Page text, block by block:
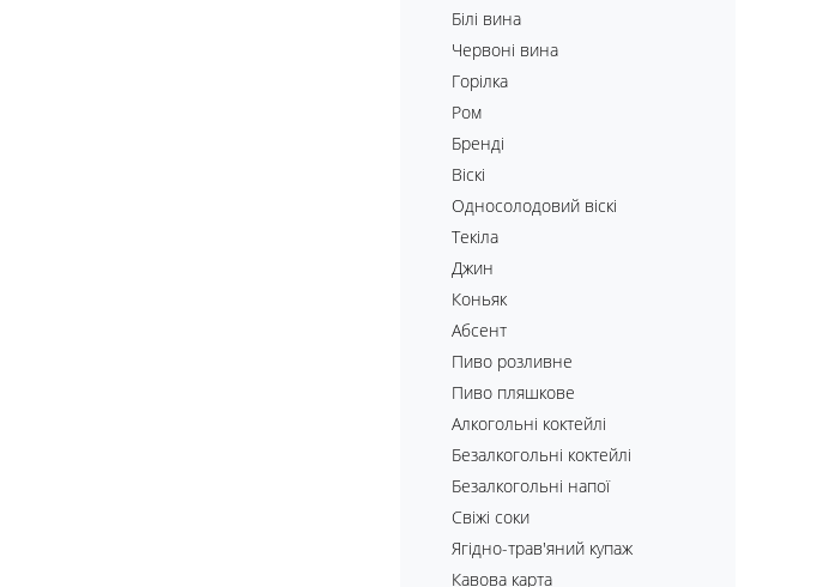
Білі вина
Червоні вина
Горілка
Ром
Бренді
Віскі
Односолодовий віскі
Текіла
Джин
Коньяк
Абсент
Пиво розливне
Пиво пляшкове
Алкогольні коктейлі
Безалкогольні коктейлі
Безалкогольні напої
Свіжі соки
Ягідно-трав'яний купаж
Кавова карта